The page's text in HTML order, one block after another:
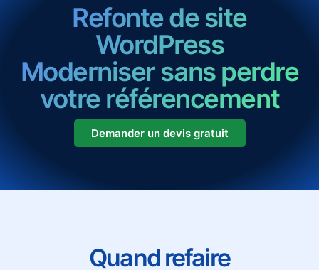
Refonte de site
WordPress
Moderniser sans perdre
votre référencement
Demander un devis gratuit
Quand refaire